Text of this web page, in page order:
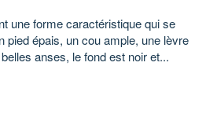
une forme caractéristique qui se
pied épais, un cou ample, une lèvre
anses, le fond est noir et...